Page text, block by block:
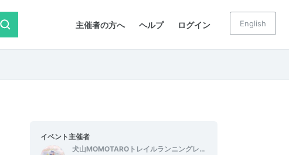
主催者の方へ ヘルプ ログイン English
イベント主催者
犬山MOMOTAROトレイルランニングレ…